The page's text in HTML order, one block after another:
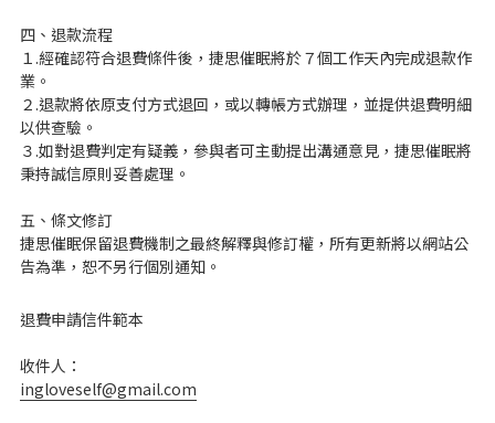
四、退款流程
１.經確認符合退費條件後，捷思催眠將於７個工作天內完成退款作
業。
２.退款將依原支付方式退回，或以轉帳方式辦理，並提供退費明細
以供查驗。
３.如對退費判定有疑義，參與者可主動提出溝通意見，捷思催眠將
秉持誠信原則妥善處理。
五、條文修訂
捷思催眠保留退費機制之最終解釋與修訂權，所有更新將以網站公
告為準，恕不另行個別通知。
退費申請信件範本
收件人：
ingloveself@gmail.com